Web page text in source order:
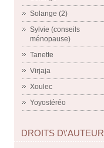
Solange (2)
Sylvie (conseils
ménopause)
Tanette
Virjaja
Xoulec
Yoyostéréo
DROITS D\'AUTEUR